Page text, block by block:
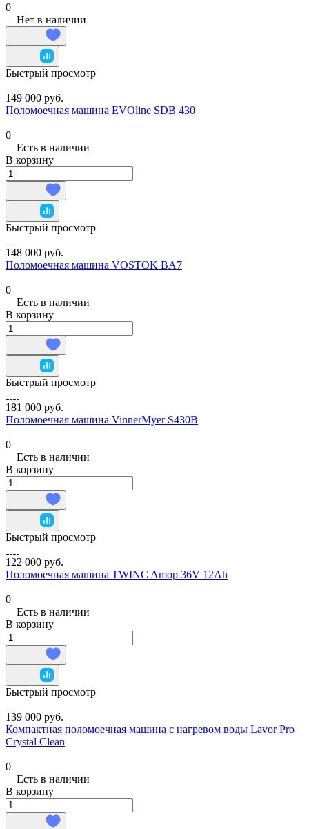
0
Нет в наличии
Быстрый просмотр
149 000 руб.
Поломоечная машина EVOline SDB 430
0
Есть в наличии
В корзину
Быстрый просмотр
148 000 руб.
Поломоечная машина VOSTOK BA7
0
Есть в наличии
В корзину
Быстрый просмотр
181 000 руб.
Поломоечная машина VinnerMyer S430B
0
Есть в наличии
В корзину
Быстрый просмотр
122 000 руб.
Поломоечная машина TWINC Amop 36V 12Ah
0
Есть в наличии
В корзину
Быстрый просмотр
139 000 руб.
Компактная поломоечная машина с нагревом воды Lavor Pro
Crystal Clean
0
Есть в наличии
В корзину